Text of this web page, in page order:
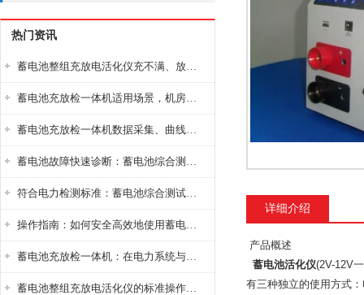
热门资讯
蓄电池整组充放电活化仪充不满、放不完怎么办？
蓄电池充放检一体机适用场景，机房基站变电站铅酸蓄电池维护检测应用
蓄电池充放检一体机数据采集、曲线分析与电池健康状态智能评估功能详解
蓄电池故障快速诊断：蓄电池综合测试仪判断落后电池的方法与标准
符合电力检测标准：蓄电池综合测试仪测试规范与精度校准方法详解
操作指南：如何安全高效地使用蓄电池智能活化仪？
蓄电池充放检一体机：在电力系统与储能设备中的创新应用，确保蓄电池性能与可靠性
蓄电池整组充放电活化仪的标准操作流程：从接线设置到充放电参数设定的安全规范
详细介绍
产品概述
蓄电池活化仪(2V-12V
有三种独立的使用方式